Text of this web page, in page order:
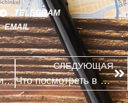
TELEGRAM
EMAIL
Где искать горящие туры в Индию на ноябрь и декабрь?
СЛЕДУЮЩАЯ
Что посмотреть в Египте?